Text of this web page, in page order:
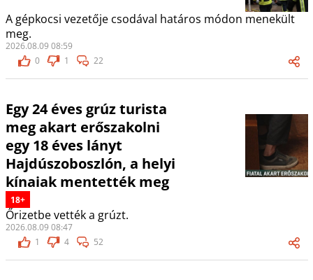
A gépkocsi vezetője csodával határos módon menekült
meg.
2026.08.09 08:59
0
1 22
Egy 24 éves grúz turista
meg akart erőszakolni
egy 18 éves lányt
Hajdúszoboszlón, a helyi
kínaiak mentették meg
18+
Őrizetbe vették a grúzt.
2026.08.09 08:47
1
4 52